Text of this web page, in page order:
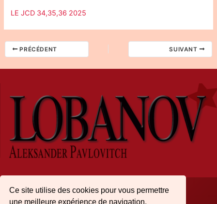
Ce site utilise des cookies pour vous permettre
une meilleure expérience de navigation.
LE JCD 34,35,36 2025
PRÉCÉDENT SUIVANT